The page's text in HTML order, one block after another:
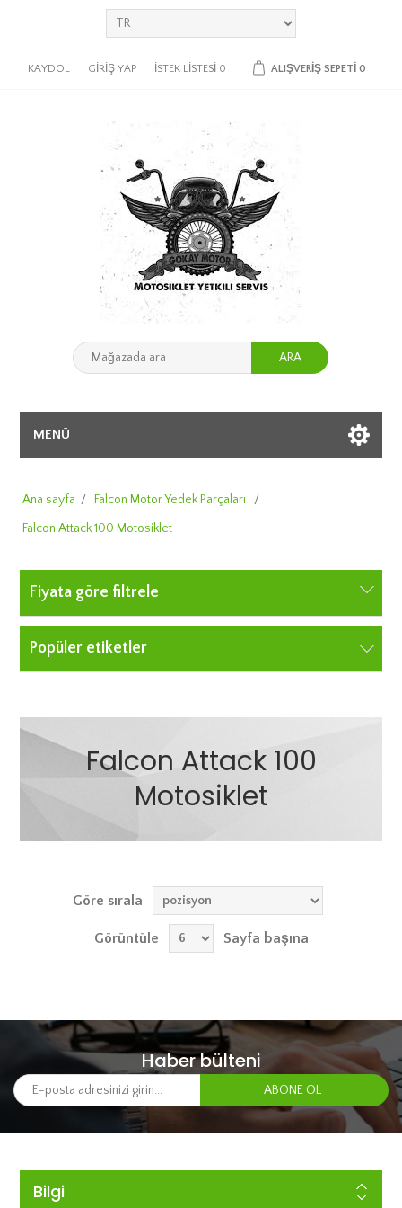
KAYDOL GIRIŞ YAP İSTEK LISTESI 0 ALIŞVERIŞ SEPETI 0
ARA
MENÜ
Ana sayfa / Falcon Motor Yedek Parçaları
/
Falcon Attack 100 Motosiklet
Fiyata göre filtrele
Popüler etiketler
Falcon Attack 100
Motosiklet
Göre sırala
Görüntüle Sayfa başına
Haber bülteni
Bilgi